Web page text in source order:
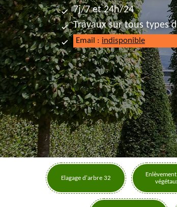
7j/7 et 24h/24
Travaux sur tous types
Email : indisponible
Elagage d'arbre 32